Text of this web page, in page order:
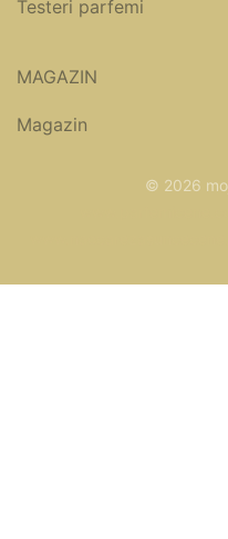
Testeri parfemi
MAGAZIN
Magazin
© 2026